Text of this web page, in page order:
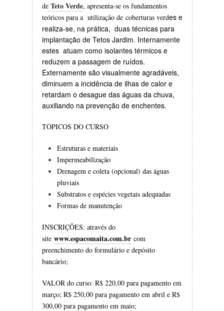
de Teto Verde, apresenta-se os fundamentos
teóricos para a utilização de coberturas verdes e
realiza-se, na prática, duas técnicas para
implantação de Tetos Jardim. Internamente
estes atuam como isolantes térmicos e
reduzem a passagem de ruídos.
Externamente são visualmente agradáveis,
diminuem a incidência de ilhas de calor e
retardam o desague das águas da chuva,
auxiliando na prevenção de enchentes.
TÓPICOS DO CURSO
Estruturas e materiais
Impermeabilização
Drenagem e coleta (opcional) das águas
pluviais
Substratos e espécies vegetais adequadas
Formas de manutenção
INSCRIÇÕES: através do
site www.espacomaita.com.brcom
preenchimento do formulário e depósito
bancário;
VALOR do curso: R$ 220,00 para pagamento em
março; R$ 250,00 para pagamento em abril e R$
300,00 para pagamento em maio;